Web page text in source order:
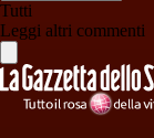
Tutti
Leggi altri commenti